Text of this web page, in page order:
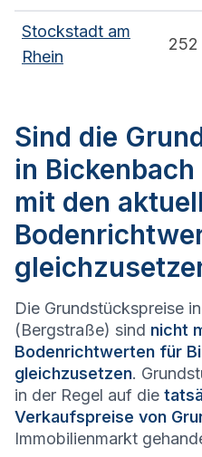
Stockstadt am
Rhein
252
Sind die
in
mit den
Die Grundstückspreise
(Bergstraße) sind nicht
Bodenrichtwerten für
gleichzusetzen.
in der Regel auf die
Verkaufspreise von
Immobilienmarkt